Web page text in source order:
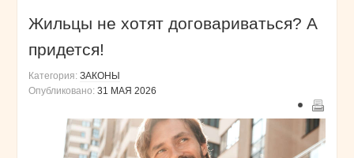
Жильцы не хотят договариваться? А
придется!
Категория: ЗАКОНЫ
Опубликовано: 31 МАЯ 2026